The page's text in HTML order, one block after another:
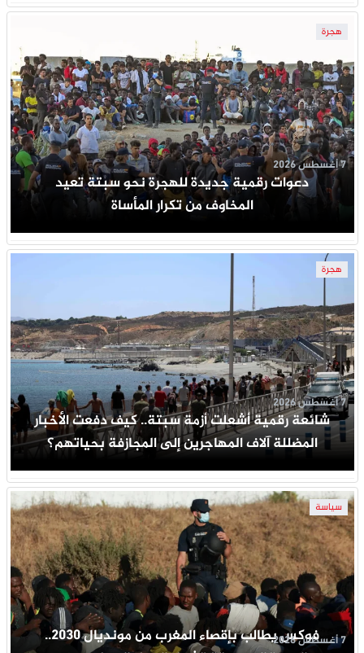
هجرة
دعوات رقمية جديدة للهجرة نحو سبتة تعيد
المخاوف من تكرار المأساة
7 أغسطس 2026
هجرة
شائعة رقمية أشعلت أزمة سبتة.. كيف دفعت الأخبار
المضللة آلاف المهاجرين إلى المجازفة بحياتهم؟
7 أغسطس 2026
سياسة
فوكس يطالب بإقصاء المغرب من مونديال 2030..
7 أغسطس 2026